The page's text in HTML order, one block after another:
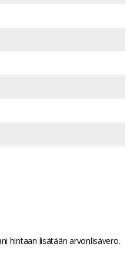
hintaan lisätään arvonlisävero.